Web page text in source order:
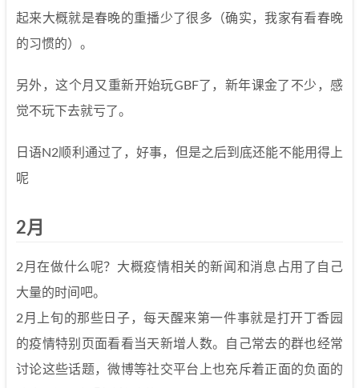
起来大概就是春晚的重播少了很多（确实，我家有看春晚
的习惯的）。
另外，这个月又重新开始玩GBF了，新年课金了不少，感
觉不玩下去就亏了。
日语N2顺利通过了，好事，但是之后到底还能不能用得上
呢
2月
2月在做什么呢？大概疫情相关的新闻和消息占用了自己
大量的时间吧。
2月上旬的那些日子，每天醒来第一件事就是打开丁香园
的疫情特别页面看看当天新增人数。自己常去的群也经常
讨论这些话题，微博等社交平台上也充斥着正面的负面的